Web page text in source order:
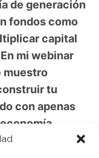
de generación
fondos como
capital
mi webinar
muestro
tu
con apenas